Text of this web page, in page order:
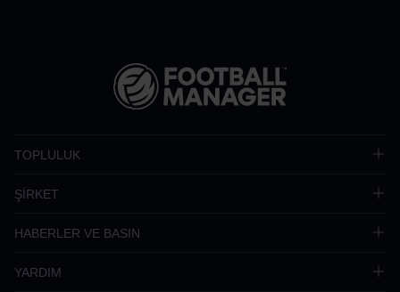
TOPLULUK
ŞİRKET
HABERLER VE BASIN
YARDIM